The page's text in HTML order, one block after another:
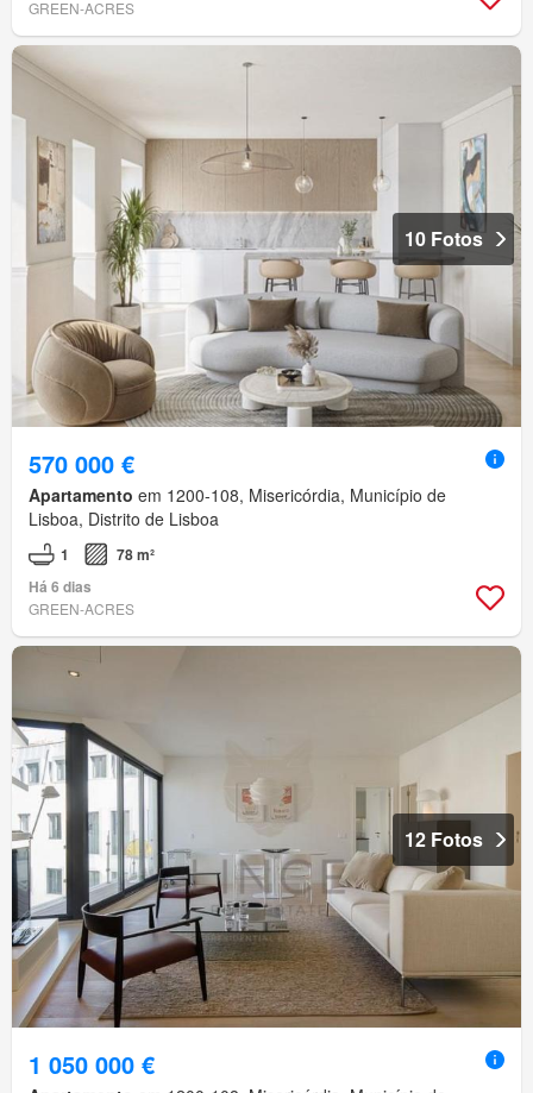
GREEN-ACRES
10 Fotos
570 000 €
Apartamento em 1200-108, Misericórdia, Município de
Lisboa, Distrito de Lisboa
1
78 m²
Há 6 dias
GREEN-ACRES
12 Fotos
1 050 000 €